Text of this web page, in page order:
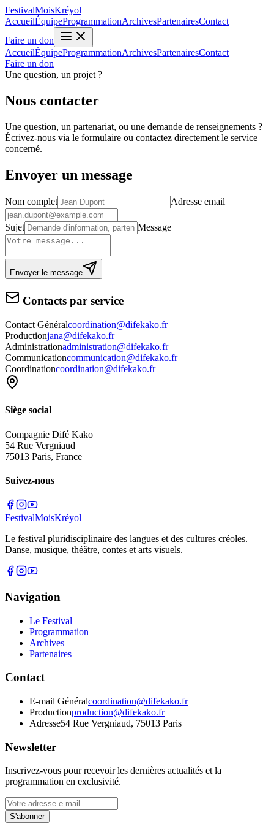
Aller au contenu principal
FestivalMoisKréyol
AccueilÉquipeProgrammationArchivesPartenairesContact
Faire un don
(nouvelle fenêtre)
AccueilÉquipeProgrammationArchivesPartenairesContact
Faire un don
Une question, un projet ?
Nous contacter
Une question, un partenariat, ou une demande de renseignements ?
Écrivez-nous via le formulaire ou contactez directement le service
concerné.
Envoyer un message
Nom complet Adresse email
Sujet Message
Envoyer le message
Contacts par service
Contact Généralcoordination@difekako.fr
Productionjana@difekako.fr
Administrationadministration@difekako.fr
Communicationcommunication@difekako.fr
Coordinationcoordination@difekako.fr
Siège social
Compagnie Difé Kako
54 Rue Vergniaud
75013 Paris, France
Suivez-nous
FestivalMoisKréyol
Le festival pluridisciplinaire des langues et des cultures créoles.
Danse, musique, théâtre, contes et arts visuels.
Navigation
Le Festival
Programmation
Archives
Partenaires
Contact
E-mail Généralcoordination@difekako.fr
Productionproduction@difekako.fr
Adresse54 Rue Vergniaud, 75013 Paris
Newsletter
Inscrivez-vous pour recevoir les dernières actualités et la
programmation en exclusivité.
Votre adresse e-mail
S'abonner